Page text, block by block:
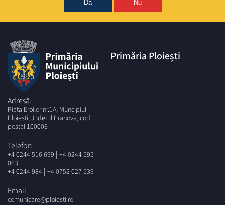
Da Nu
Adresă:
Piata Eroilor nr.1A, Muncipiul
Ploiesti, Judetul Prahova, cod
postal 100006
Telefon:
+4 0244 516 699 | +4 0244 595
063
+4 0244 984 | +4 0752 027 539
Email:
comunicare@ploiesti.ro
Primăria Ploiești